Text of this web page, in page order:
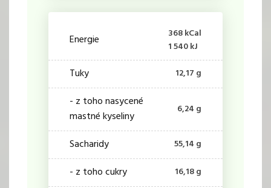
Energie
368 kCal
1 540 kJ
Tuky 12,17 g
- z toho nasycené
mastné kyseliny
6,24 g
Sacharidy 55,14 g
- z toho cukry 16,18 g